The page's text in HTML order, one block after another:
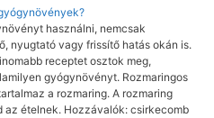
használni, nemcsak
nyugtató vagy frissítő hatás okán is.
receptet osztok meg,
gyógynövényt. Rozmaringos
a rozmaring. A rozmaring
ételnek. Hozzávalók: csirkecomb